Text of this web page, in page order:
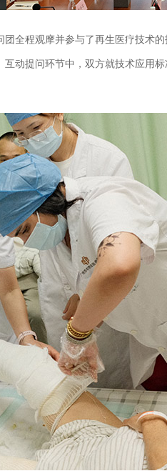
程观摩并参与了再生医疗技术的
动提问环节中，双方就技术应用